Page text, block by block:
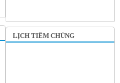
LỊCH TIÊM CHỦNG